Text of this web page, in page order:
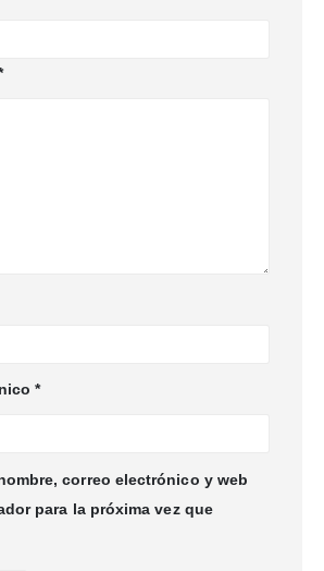
*
correo electrónico y web
para la próxima vez que